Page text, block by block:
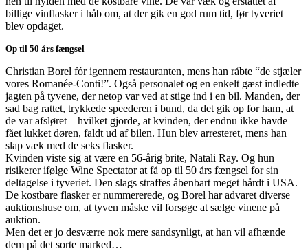
billige vinflasker i håb om, at der gik en god rum tid, før tyveriet
blev opdaget.
Op til 50 års fængsel
Christian Borel fór igennem restauranten, mens han råbte “de stjæler
vores Romanée-Conti!”. Også personalet og en enkelt gæst indledte
jagten på tyvene, der netop var ved at stige ind i en bil. Manden, der
sad bag rattet, trykkede speederen i bund, da det gik op for ham, at
de var afsløret – hvilket gjorde, at kvinden, der endnu ikke havde
fået lukket døren, faldt ud af bilen. Hun blev arresteret, mens han
slap væk med de seks flasker.
Kvinden viste sig at være en 56-årig brite, Natali Ray. Og hun
risikerer ifølge Wine Spectator at få op til 50 års fængsel for sin
deltagelse i tyveriet. Den slags straffes åbenbart meget hårdt i USA.
De kostbare flasker er nummererede, og Borel har advaret diverse
auktionshuse om, at tyven måske vil forsøge at sælge vinene på
auktion.
Men det er jo desværre nok mere sandsynligt, at han vil afhænde
dem på det sorte marked…